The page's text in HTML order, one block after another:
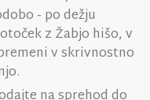
- po dežju
z Žabjo hišo, v
v skrivnostno